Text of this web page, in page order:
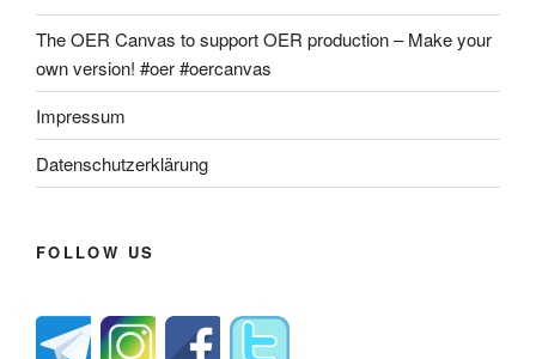
The OER Canvas to support OER production – Make your
own version! #oer #oercanvas
Impressum
Datenschutzerklärung
FOLLOW US